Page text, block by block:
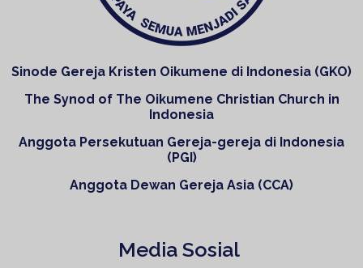
Sinode Gereja Kristen Oikumene di Indonesia (GKO)
The Synod of The Oikumene Christian Church in
Indonesia
Anggota Persekutuan Gereja-gereja di Indonesia
(PGI)
Anggota Dewan Gereja Asia (CCA)
Media Sosial